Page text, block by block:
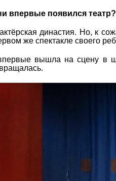
впервые появился театр?
династия. Но, к
же спектакле своего
вышла на сцену в